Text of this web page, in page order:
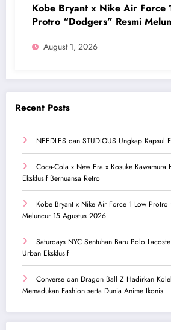
Kobe Bryant x Nike Air Force
Protro “Dodgers” Resmi
Agustus 2026
August 1, 2026
Recent Posts
NEEDLES dan STUDIOUS Ungkap
Coca-Cola x New Era x Kosuke Kawamura
Eksklusif Bernuansa Retro
Kobe Bryant x Nike Air Force 1 Low Protro
Meluncur 15 Agustus 2026
Saturdays NYC Sentuhan Baru Polo
Urban Eksklusif
Converse dan Dragon Ball Z Hadirkan
Memadukan Fashion serta Dunia Anime Ikonis